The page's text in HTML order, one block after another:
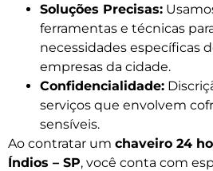
Soluções Precisas:
ferramentas e técnicas
necessidades específicas
empresas da cidade.
Confidencialidade:
serviços que envolvem
sensíveis.
Ao contratar um chaveiro 24
Índios – SP, você conta com